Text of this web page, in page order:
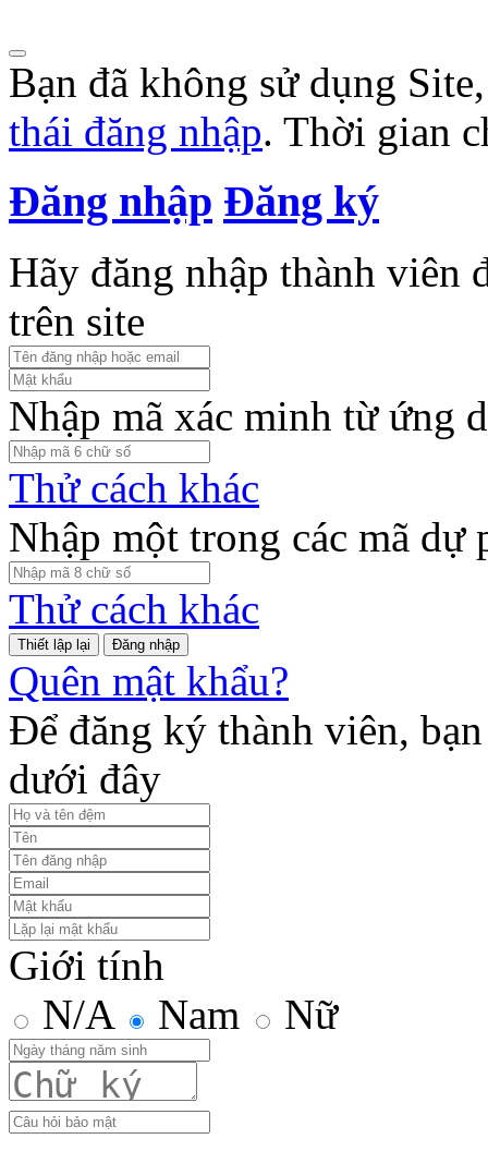
Bạn đã không sử dụng
thái đăng nhập. Thời gian
Đăng nhập Đăng ký
Hãy đăng nhập thành viên
trên site
Nhập mã xác minh từ ứng
Thử cách khác
Nhập một trong các mã dự
Thử cách khác
Đăng nhập
Quên mật khẩu?
Để đăng ký thành viên,
dưới đây
Giới tính
N/A
Nam Nữ